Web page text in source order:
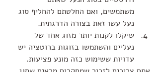
משתמשים, ואם החלטתם להחליף סוג
נעל עשו זאת בצורה הדרגתית.
שיקלו לקנות יותר מזוג אחד של
נעליים והשתמשו בזוגות ברוטציה יש
עדויות ששימוש כזה מונע פציעות.